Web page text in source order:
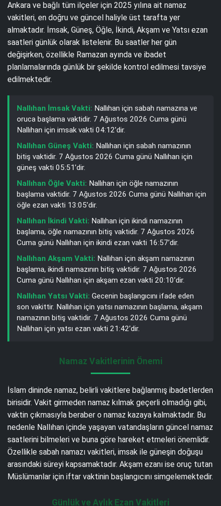
Ankara ve bağlı tüm ilçeler için 2025 yılına ait namaz
vakitleri, en doğru ve güncel haliyle üst tarafta yer
almaktadır. İmsak, Güneş, Öğle, İkindi, Akşam ve Yatsı ezan
saatleri günlük olarak listelenir. Bu saatler her gün
değişirken, özellikle Ramazan ayında ve ibadet
planlamalarında günlük bir şekilde kontrol edilmesi tavsiye
edilmektedir.
Nallıhan İmsak Vakti: Nallıhan için sabah namazına ve
oruca başlama vaktidir. 7 Ağustos 2026 Cuma günü
Nallıhan için imsak vakti 04:12’dir.
Nallıhan Güneş Vakti: Nallıhan için sabah namazının
bitiş vaktidir. 7 Ağustos 2026 Cuma günü Nallıhan için
güneş vakti 05:51’dir.
Nallıhan Öğle Vakti: Nallıhan için öğle namazının
başlama vaktidir. 7 Ağustos 2026 Cuma günü Nallıhan için
öğle ezan vakti 13:05’dir.
Nallıhan İkindi Vakti: Nallıhan için ikindi namazının
başlama, öğle namazının bitiş vaktidir. 7 Ağustos 2026
Cuma günü Nallıhan için ikindi ezan vakti 16:57’dir.
Nallıhan Akşam Vakti: Nallıhan için akşam namazının
başlama, ikindi namazının bitiş vaktidir. 7 Ağustos 2026
Cuma günü Nallıhan için akşam ezan vakti 20:10’dir.
Nallıhan Yatsı Vakti: Gecenin başlangıcını ifade eden
son vakittir. Nallıhan için yatsı namazının başlama, akşam
namazının bitiş vaktidir. 7 Ağustos 2026 Cuma günü
Nallıhan için yatsı ezan vakti 21:42’dir.
Namaz Vakitlerinin Önemi
İslam dininde namaz, belirli vakitlere bağlanmış ibadetlerden
birisidir. Vakit girmeden namaz kılmak geçerli olmadığı gibi,
vaktin çıkmasıyla beraber o namaz kazaya kalmaktadır. Bu
nedenle Nallıhan içinde yaşayan vatandaşların güncel namaz
saatlerini bilmeleri ve buna göre hareket etmeleri önemlidir.
Özellikle sabah namazı vakitleri, imsak ile güneşin doğuşu
arasındaki süreyi kapsamaktadır. Akşam ezanı ise oruç tutan
Müslümanlar için iftar vaktinin başlangıcını simgelemektedir.
Günlük ve Aylık Ezan Vakitleri